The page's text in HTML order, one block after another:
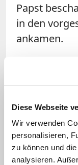
Diese Webseite
Wir verwenden
personalisieren,
zu können und
analysieren.
Papst
in den
ankamen.
Der
benötigt –
betont er
ich Sünder
Katholiken."
keinen